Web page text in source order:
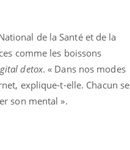
de la Santé et de la
comme les boissons
detox. « Dans nos modes
explique-t-elle. Chacun se
son mental ».